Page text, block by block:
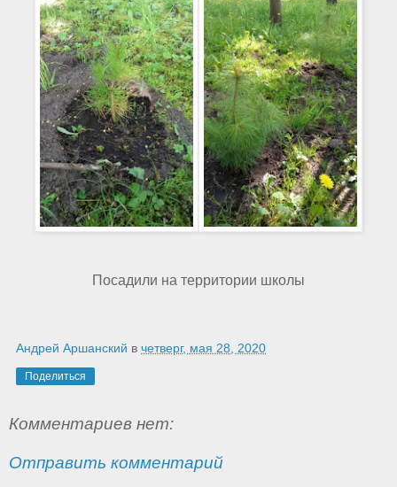
Посадили на территории школы
Андрей Аршанский в четверг, мая 28, 2020
Поделиться
Комментариев нет:
Отправить комментарий